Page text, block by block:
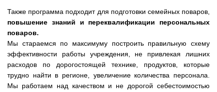
Также программа подходит для подготовки семейных поваров,
повышение знаний и переквалификации персональных
поваров.
Мы стараемся по максимуму построить правильную схему
эффективности работы учреждения, не привлекая лишних
расходов по дорогостоящей технике, продуктов, которые
трудно найти в регионе, увеличение количества персонала.
Мы работаем над качеством и не дорогой себестоимостью